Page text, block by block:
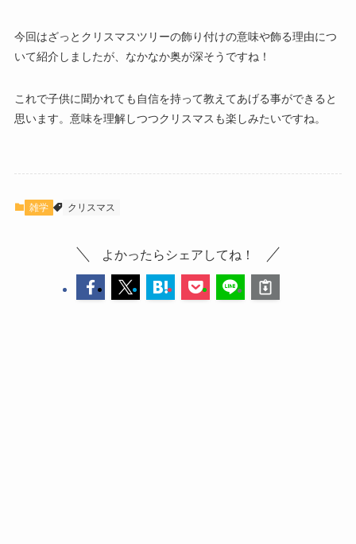
今回はざっとクリスマスツリーの飾り付けの意味や飾る理由につ
いて紹介しましたが、なかなか奥が深そうですね！
これで子供に聞かれても自信を持って教えてあげる事ができると
思います。意味を理解しつつクリスマスも楽しみたいですね。
雑学 クリスマス
よかったらシェアしてね！